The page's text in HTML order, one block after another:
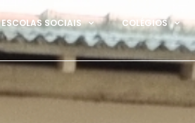
ESCOLAS SOCIAIS COLÉGIOS